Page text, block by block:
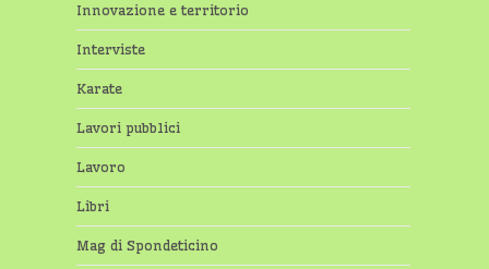
Innovazione e territorio
Interviste
Karate
Lavori pubblici
Lavoro
Libri
Mag di Spondeticino